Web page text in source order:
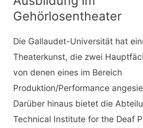
Gehörlosentheater
Die Gallaudet-Universität hat
Theaterkunst, die zwei
von denen eines im Bereich
Produktion/Performance
Darüber hinaus bietet die
Technical Institute for the Deaf